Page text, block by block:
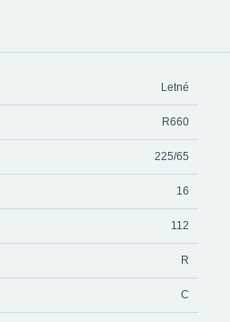
Letné
R660
225/65
16
112
R
C